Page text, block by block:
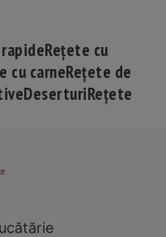
Rețete cu
cu carneRețete de
DeserturiRețete